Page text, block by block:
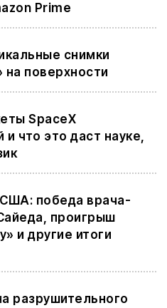
Prime
снимки
поверхности
SpaceX
и что это даст науке,
победа врача-
проигрыш
и другие итоги
разрушительного